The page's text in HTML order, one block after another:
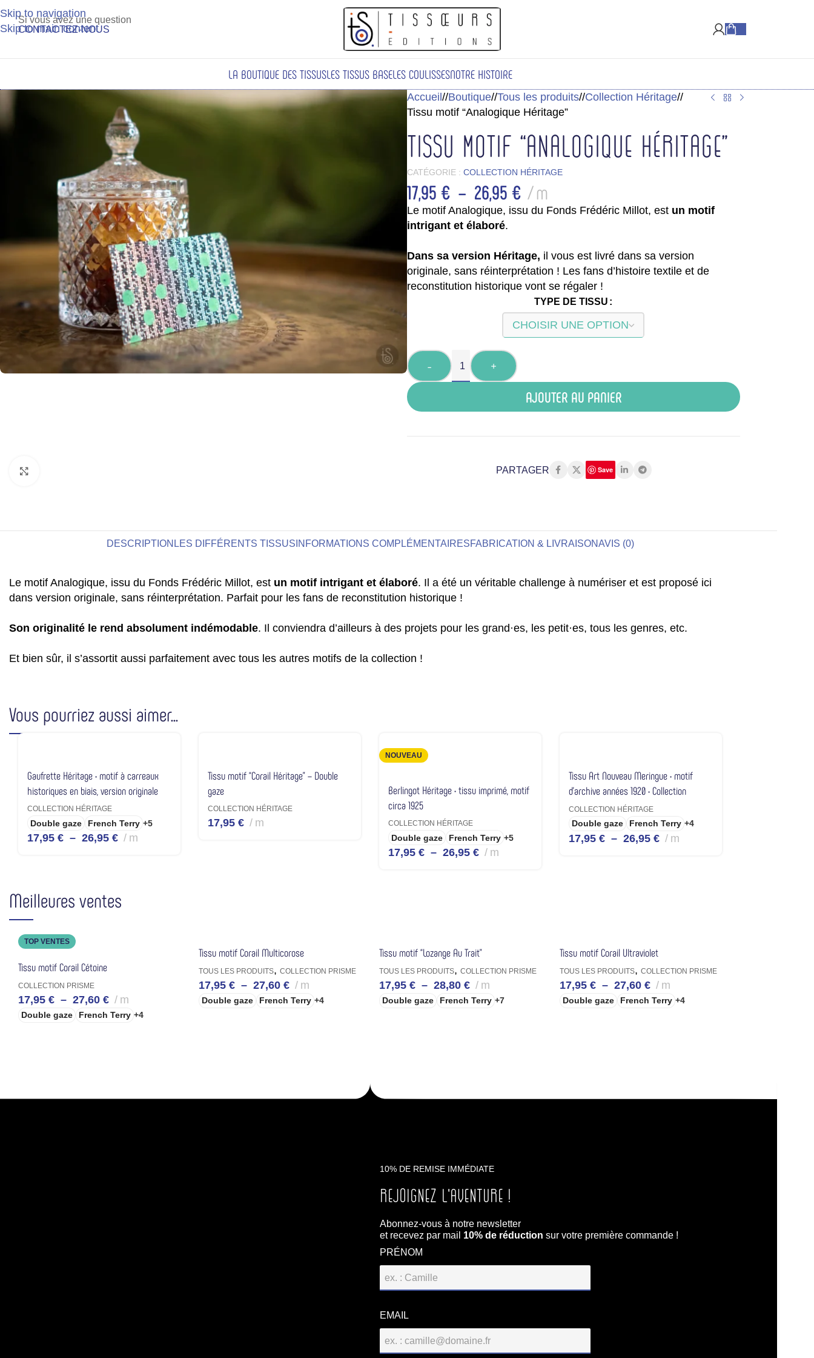
Skip to navigation
Skip to main content
€* 3 fois sans frais avec Klarna
Si vous avez une question
CONTACTEZ-NOUS
LA BOUTIQUE DES TISSUSLES TISSUS BASELES COULISSESNOTRE HISTOIRE
Accueil/ Boutique/ Tous les produits/ Collection Héritage/
Tissu motif “Analogique Héritage”
Tissu motif “Analogique Héritage”
CATÉGORIE : COLLECTION HÉRITAGE
17,95 € – 26,95 € m
Le motif Analogique, issu du Fonds Frédéric Millot, est un motif
intrigant et élaboré.
Dans sa version Héritage, il vous est livré dans sa version
originale, sans réinterprétation ! Les fans d’histoire textile et de
reconstitution historique vont se régaler !
TYPE DE TISSU
- +
AJOUTER AU PANIER
PARTAGER Save
DESCRIPTION LES DIFFÉRENTS TISSUS INFORMATIONS COMPLÉMENTAIRESFABRICATION & LIVRAISONAVIS (0)
Le motif Analogique, issu du Fonds Frédéric Millot, est un motif intrigant et élaboré. Il a été un véritable challenge à numériser et est proposé ici
dans version originale, sans réinterprétation. Parfait pour les fans de reconstitution historique !
Son originalité le rend absolument indémodable. Il conviendra d’ailleurs à des projets pour les grand·es, les petit·es, tous les genres, etc.
Et bien sûr, il s’assortit aussi parfaitement avec tous les autres motifs de la collection !
Vous pourriez aussi aimer...
Gaufrette Héritage • motif à carreaux
historiques en biais, version originale
COLLECTION HÉRITAGE
Double gaze French Terry +5
17,95 € – 26,95 € m
Tissu motif “Corail Héritage” – Double
gaze
COLLECTION HÉRITAGE
17,95 € m
NOUVEAU
Berlingot Héritage • tissu imprimé, motif
circa 1925
COLLECTION HÉRITAGE
Double gaze French Terry +5
17,95 € – 26,95 € m
Tissu Art Nouveau Meringue • motif
d’archive années 1920 • Collection
Héritage
COLLECTION HÉRITAGE
Double gaze French Terry +4
17,95 € – 26,95 € m
Meilleures ventes
TOP VENTES
Tissu motif Corail Cétoine
COLLECTION PRISME
17,95 € – 27,60 € m
Double gaze French Terry +4
Tissu motif Corail Multicorose
TOUS LES PRODUITS, COLLECTION PRISME
17,95 € – 27,60 € m
Double gaze French Terry +4
Tissu motif “Lozange Au Trait”
TOUS LES PRODUITS, COLLECTION PRISME
17,95 € – 28,80 € m
Double gaze French Terry +7
Tissu motif Corail Ultraviolet
TOUS LES PRODUITS, COLLECTION PRISME
17,95 € – 27,60 € m
Double gaze French Terry +4
10% DE REMISE IMMÉDIATE
Rejoignez l'aventure !
Abonnez-vous à notre newsletter
et recevez par mail 10% de réduction sur votre première commande !
PRÉNOM
EMAIL